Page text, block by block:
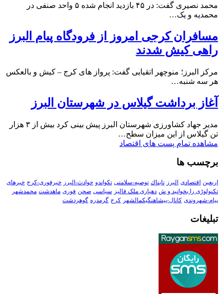
محمد نصیری گفت: در ۴۵ بازدید انجام شده ۵ واحد صنفی در
محمدیه و یک…
مسافران کرجی امروز از فرودگاه پیام البرز
راهی کیش شدند
مرکز البرز؛ منوچهر اتقیایی گفت: پرواز های کرج – کیش و بالعکس
هر سه شنبه…
آغاز برداشت گیلاس در شهرستان البرز
مدیر جهاد کشاورزی شهرستان البرز پیش بینی کرد بیش از ۳ هزار
تن گیلاس از این میزان سطح…
مشاهده تمام پست های اقتصاد
برچسب ها
اربعین اقتصادی البرز تابناك توصیه-سلامتی تکواندو حوادث-البرز خبرفوری-کرج خبرهای
تکنولوڑی را بخوانید و ش دهیاری ملک فالیز سیاسی صحن فوری ماهدشت محمدشهر
پیام-شهروندی کانال-پیشاهنگیکمالشهر کرج گرمدره گوهردشت
تبلیغات